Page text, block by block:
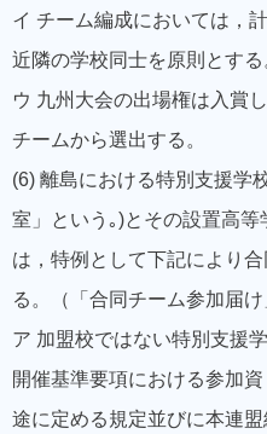
イ チーム編成においては，
近隣の学校同士を原則とする
ウ 九州大会の出場権は入賞
チームから選出する。
(6) 離島における特別支援学
室」という｡)とその設置高
は，特例として下記により
る。（「合同チーム参加届け
ア 加盟校ではない特別支援
開催基準要項における参加
途に定める規定並びに本連